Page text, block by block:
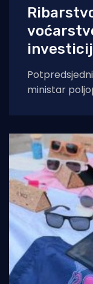
ministar